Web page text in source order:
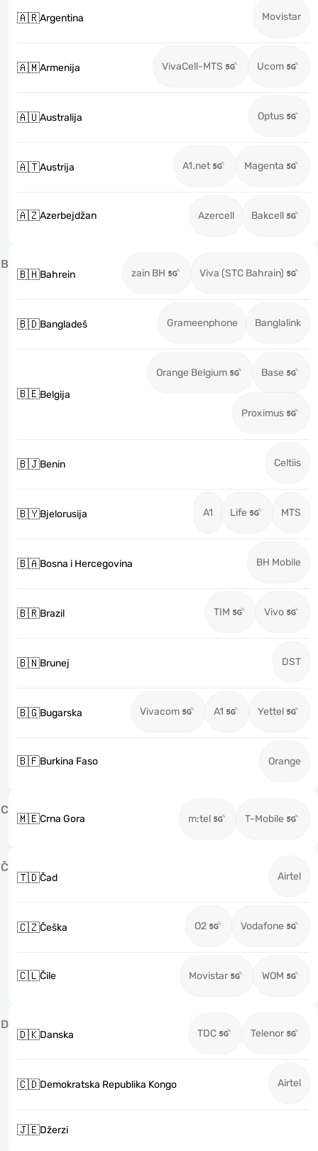
🇦🇷Argentina Movistar
🇦🇲Armenija VivaCell-MTS Ucom
🇦🇺Australija Optus
🇦🇹Austrija A1.net Magenta
🇦🇿Azerbejdžan Azercell Bakcell
B
🇧🇭Bahrein zain BH Viva (STC Bahrain)
🇧🇩Bangladeš Grameenphone Banglalink
🇧🇪Belgija
Orange Belgium Base
Proximus
🇧🇯Benin Celtiis
🇧🇾Bjelorusija A1 Life MTS
🇧🇦Bosna i Hercegovina BH Mobile
🇧🇷Brazil TIM Vivo
🇧🇳Brunej DST
🇧🇬Bugarska Vivacom A1 Yettel
🇧🇫Burkina Faso Orange
C
🇲🇪Crna Gora m:tel T-Mobile
Č
🇹🇩Čad Airtel
🇨🇿Češka O2 Vodafone
🇨🇱Čile Movistar WOM
D
🇩🇰Danska TDC Telenor
🇨🇩Demokratska Republika Kongo Airtel
🇯🇪Džerzi